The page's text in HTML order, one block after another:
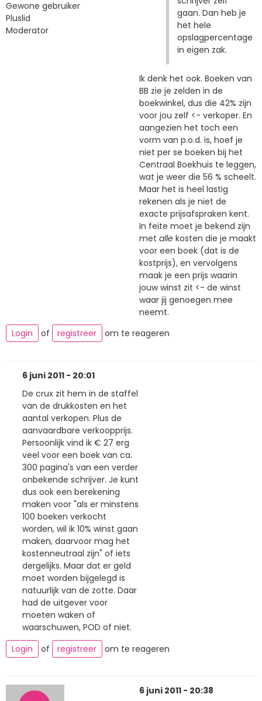
Gewone gebruiker
Pluslid
Moderator
gaan. Dan heb je
het hele
opslagpercentage
in eigen zak.
Ik denk het ook. Boeken van
BB zie je zelden in de
boekwinkel, dus die 42% zijn
voor jou zelf <- verkoper. En
aangezien het toch een
vorm van p.o.d. is, hoef je
niet per se boeken bij het
Centraal Boekhuis te leggen,
wat je weer die 56 % scheelt.
Maar het is heel lastig
rekenen als je niet de
exacte prijsafspraken kent.
In feite moet je bekend zijn
met alle kosten die je maakt
voor een boek (dat is de
kostprijs), en vervolgens
maak je een prijs waarin
jouw winst zit <- de winst
waar jij genoegen mee
neemt.
Login
of registreer om te reageren
6 juni 2011 - 20:01
De crux zit hem in de staffel
van de drukkosten en het
aantal verkopen. Plus de
aanvaardbare verkoopprijs.
Persoonlijk vind ik € 27 erg
veel voor een boek van ca.
300 pagina's van een verder
onbekende schrijver. Je kunt
dus ook een berekening
maken voor "als er minstens
100 boeken verkocht
worden, wil ik 10% winst gaan
maken, daarvoor mag het
kostenneutraal zijn" of iets
dergelijks. Maar dat er geld
moet worden bijgelegd is
natuurlijk van de zotte. Daar
had de uitgever voor
moeten waken of
waarschuwen, POD of niet.
Login
of registreer om te reageren
6 juni 2011 - 20:38